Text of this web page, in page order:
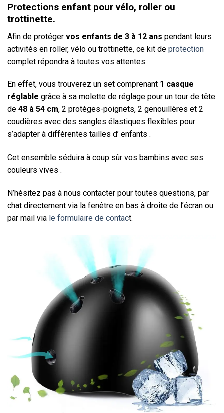
Protections enfant pour vélo, roller ou
trottinette.
Afin de protéger vos enfants de 3 à 12 ans pendant leurs
activités en roller, vélo ou trottinette, ce kit de protection
complet répondra à toutes vos attentes.
En effet, vous trouverez un set comprenant 1 casque
réglable grâce à sa molette de réglage pour un tour de tête
de 48 à 54 cm, 2 protèges-poignets, 2 genouillères et 2
coudières avec des sangles élastiques flexibles pour
s’adapter à différentes tailles d’ enfants .
Cet ensemble séduira à coup sûr vos bambins avec ses
couleurs vives .
N’hésitez pas à nous contacter pour toutes questions, par
chat directement via la fenêtre en bas à droite de l’écran ou
par mail via le formulaire de contact.